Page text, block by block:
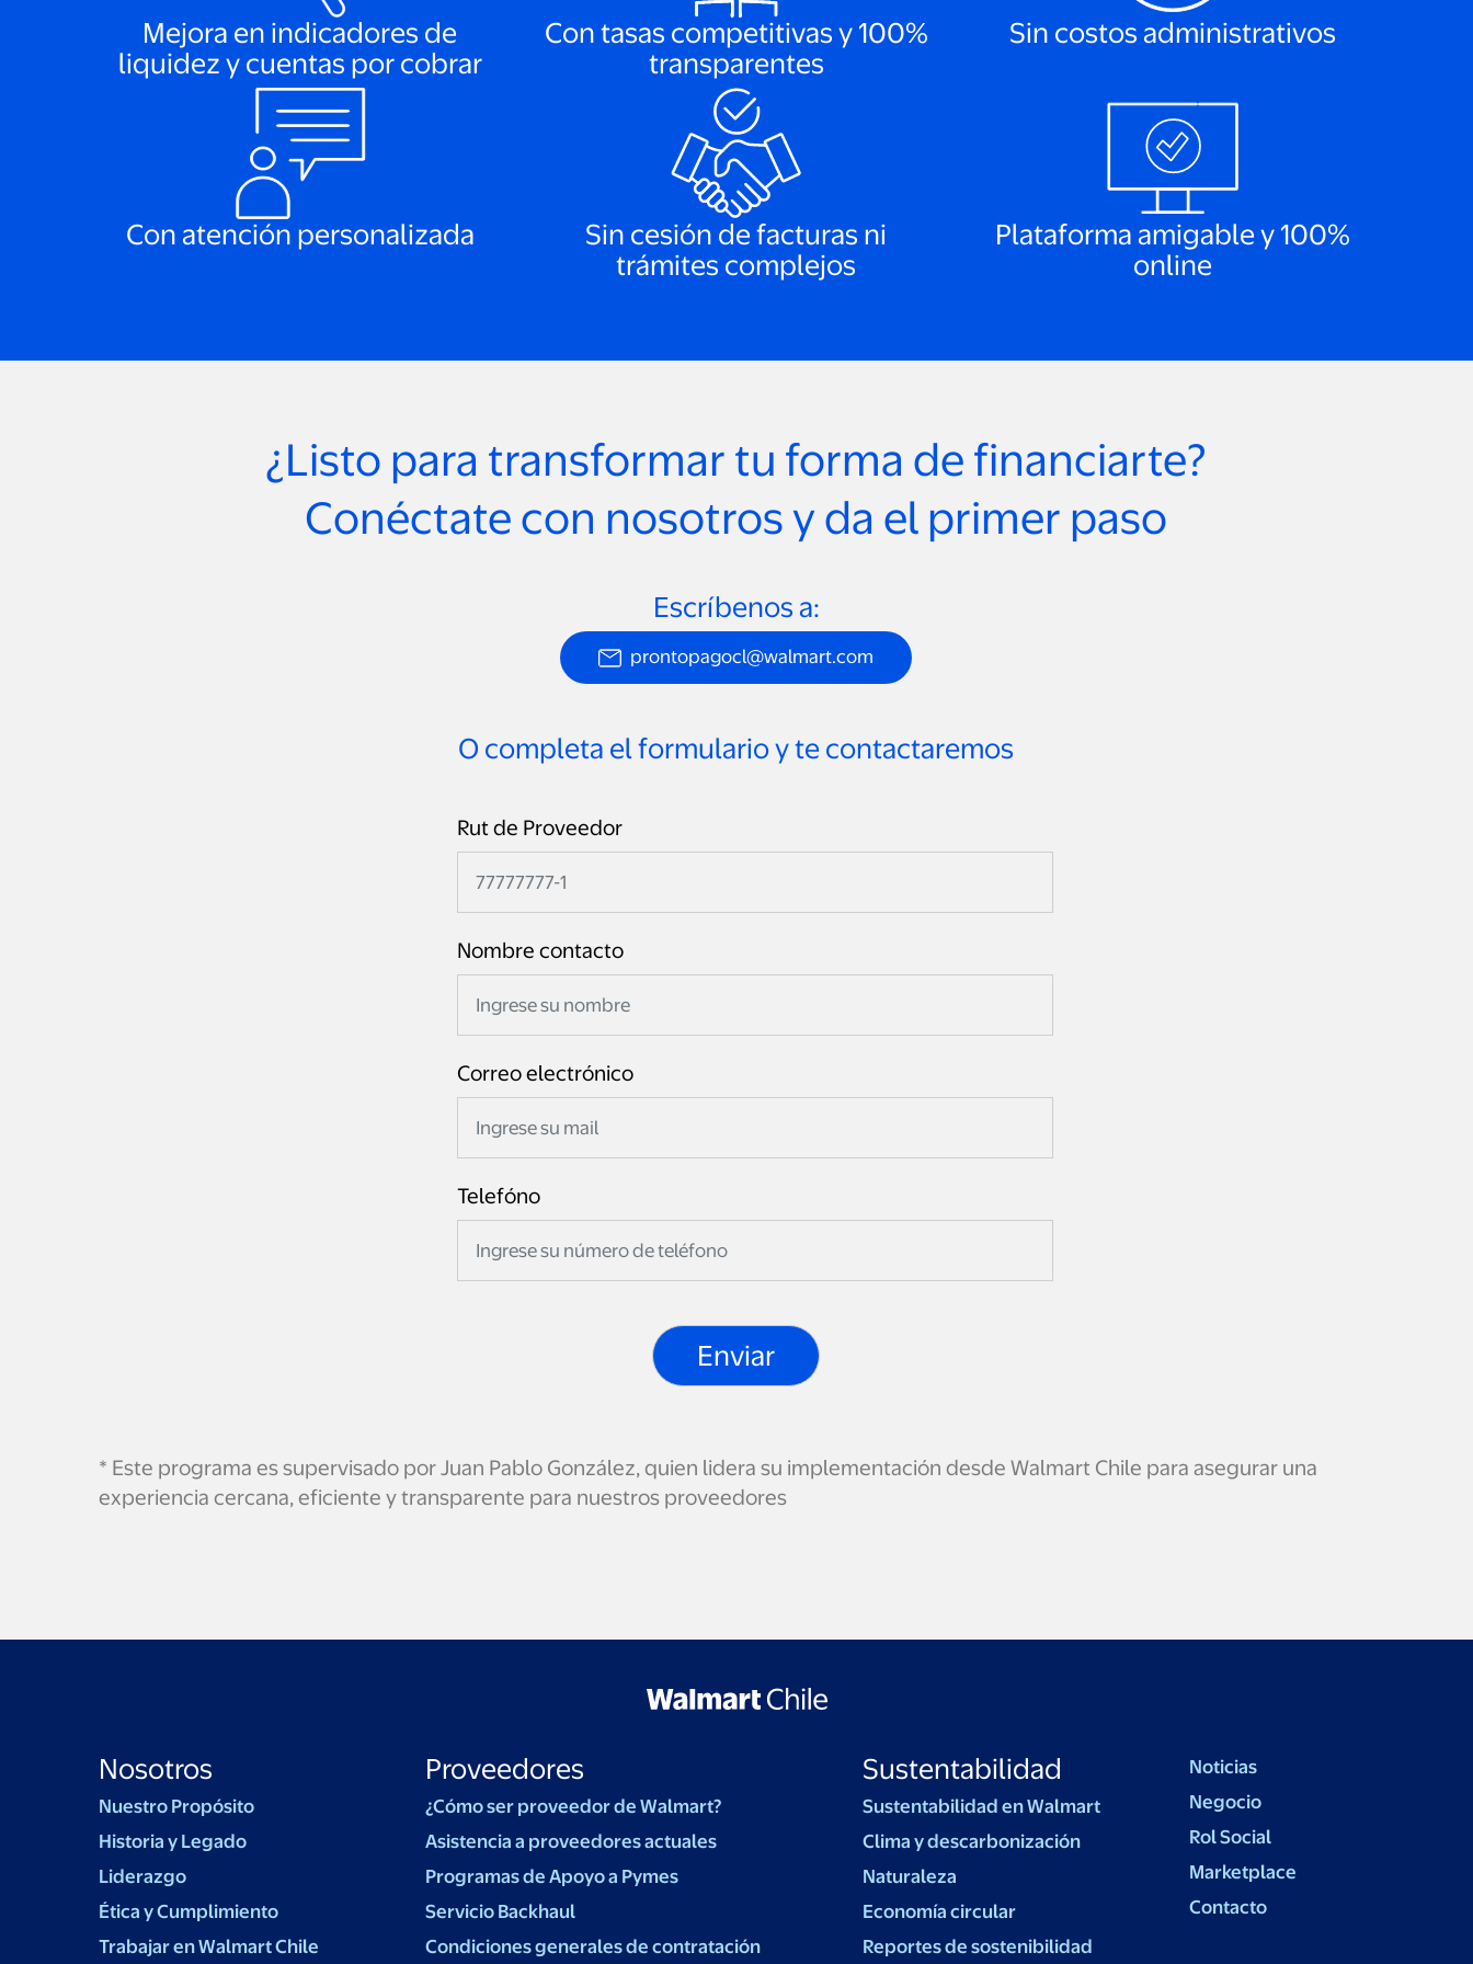
Mejora en indicadores de
liquidez y cuentas por cobrar
Con tasas competitivas y 100%
transparentes
Sin costos administrativos
Con atención personalizada
Sin cesión de facturas ni
trámites complejos
Plataforma amigable y 100%
online
¿Listo para transformar tu forma de financiarte?
Conéctate con nosotros y da el primer paso
Escríbenos a:
prontopagocl@walmart.com
O completa el formulario y te contactaremos
Rut de Proveedor
Nombre contacto
Correo electrónico
Telefóno
* Este programa es supervisado por Juan Pablo González, quien lidera su implementación desde Walmart Chile para asegurar una
experiencia cercana, eficiente y transparente para nuestros proveedores
Nosotros
Nuestro Propósito
Historia y Legado
Liderazgo
Ética y Cumplimiento
Trabajar en Walmart Chile
Proveedores
¿Cómo ser proveedor de Walmart?
Asistencia a proveedores actuales
Programas de Apoyo a Pymes
Servicio Backhaul
Condiciones generales de contratación
Sustentabilidad
Sustentabilidad en Walmart
Clima y descarbonización
Naturaleza
Economía circular
Reportes de sostenibilidad
Noticias
Negocio
Rol Social
Marketplace
Contacto